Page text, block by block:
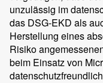
unzulässig im
das DSG-EKD als
Herstellung eines
Risiko
beim Einsatz von